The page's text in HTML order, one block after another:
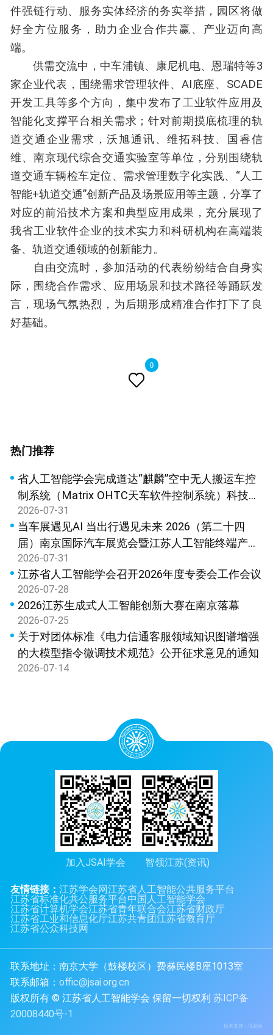

0
件强链行动、服务实体经济的务实举措，园区将做
好全方位服务，助力企业合作共赢、产业迈向高
端。
供需交流中，中车浦镇、康尼机电、恩瑞特等3
家企业代表，围绕需求管理软件、AI底座、SCADE
开发工具等多个方向，集中发布了工业软件应用及
智能化支撑平台相关需求；针对前期摸底梳理的轨
道交通企业需求，沃旭通讯、维拓科技、国睿信
维、南京现代综合交通实验室等单位，分别围绕轨
道交通车辆检车定位、需求管理数字化实践、“人工
智能+轨道交通”创新产品及场景应用等主题，分享了
对应的前沿技术方案和典型应用成果，充分展现了
我省工业软件企业的技术实力和科研机构在高端装
备、轨道交通领域的创新能力。
自由交流时，参加活动的代表纷纷结合自身实
际，围绕合作需求、应用场景和技术路径等踊跃发
言，现场气氛热烈，为后期形成精准合作打下了良
好基础。
热门推荐
省人工智能学会完成道达“麒麟”空中无人搬运车控
制系统（Matrix OHTC天车软件控制系统）科技成
果鉴定
2026-07-31
当车展遇见AI 当出行遇见未来 2026（第二十四
届）南京国际汽车展览会暨江苏人工智能终端产品
展览会新闻发布会在宁召开
2026-07-31
江苏省人工智能学会召开2026年度专委会工作会议
2026-07-28
2026江苏生成式人工智能创新大赛在南京落幕
2026-07-25
关于对团体标准《电力信通客服领域知识图谱增强
的大模型指令微调技术规范》公开征求意见的通知
2026-07-14
加入JSAI学会 智领江苏(资讯)
友情链接：江苏学会网江苏省人工智能公共服务平台
江苏省标准化共公服务平台中国人工智能学会
江苏省计算机学会江苏省青年联合会江苏省财政厅
江苏省工业和信息化厅江苏共青团江苏省教育厅
江苏省公众科技网
联系地址：南京大学（鼓楼校区）费彝民楼B座1013室
联系邮箱：offic@jsai.org.cn
版权所有 © 江苏省人工智能学会 保留一切权利苏ICP备
20008440号-1
技术支持： 优易迪